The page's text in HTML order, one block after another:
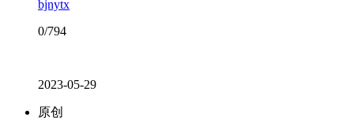
bjnytx
0/794
2023-05-29
原创